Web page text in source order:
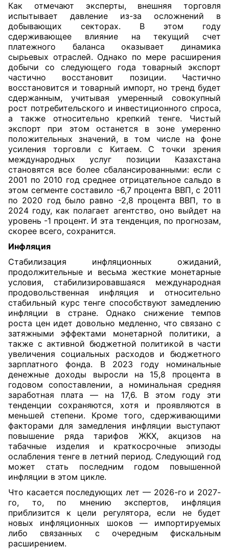
Как отмечают эксперты, внешняя торговля
испытывает давление из-за осложнений в
добывающих секторах. В этом году
сдерживающее влияние на текущий счет
платежного баланса оказывает динамика
сырьевых отраслей. Однако по мере расширения
добычи со следующего года товарный экспорт
частично восстановит позиции. Частично
восстановится и товарный импорт, но тренд будет
сдержанным, учитывая умеренный совокупный
рост потребительского и инвестиционного спроса,
а также относительно крепкий тенге. Чистый
экспорт при этом останется в зоне умеренно
положительных значений, в том числе на фоне
усиления торговли с Китаем. С точки зрения
международных услуг позиции Казахстана
становятся все более сбалансированными: если с
2001 по 2010 год среднее отрицательное сальдо в
этом сегменте составило -6,7 процента ВВП, с 2011
по 2020 год было равно -2,8 процента ВВП, то в
2024 году, как полагает агентство, оно выйдет на
уровень -1 процент. И эта тенденция, по прогнозам,
скорее всего, сохранится.
Инфляция
Стабилизация инфляционных ожиданий,
продолжительные и весьма жесткие монетарные
условия, стабилизировавшаяся международная
продовольственная инфляция и относительно
стабильный курс тенге способствуют замедлению
инфляции в стране. Однако снижение темпов
роста цен идет довольно медленно, что связано с
затяжными эффектами монетарной политики, а
также с активной бюджетной политикой в части
увеличения социальных расходов и бюджетного
зарплатного фонда. В 2023 году номинальные
денежные доходы выросли на 15,8 процента в
годовом сопоставлении, а номинальная средняя
заработная плата — на 17,6. В этом году эти
тенденции сохраняются, хотя и проявляются в
меньшей степени. Кроме того, сдерживающими
факторами для замедления инфляции выступают
повышение ряда тарифов ЖКХ, акцизов на
табачные изделия и краткосрочные эпизоды
ослабления тенге в летний период. Следующий год
может стать последним годом повышенной
инфляции в этом цикле.
Что касается последующих лет — 2026-го и 2027-
го, то, по мнению экспертов, инфляция
приблизится к цели регулятора, если не будет
новых инфляционных шоков — импортируемых
либо связанных с очередным фискальным
расширением.